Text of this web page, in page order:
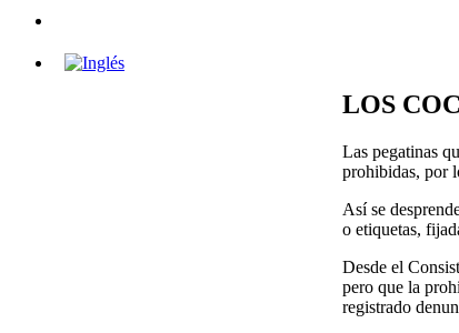
LOS
Las pegatinas
prohibidas, por
Así se
o etiquetas,
Desde el
pero que la
registrado